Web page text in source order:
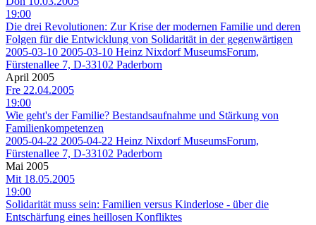
19:00
Die drei Revolutionen: Zur Krise der modernen Familie und deren
Folgen für die Entwicklung von Solidarität in der gegenwärtigen
2005-03-10 2005-03-10 Heinz Nixdorf MuseumsForum,
Fürstenallee 7, D-33102 Paderborn
April 2005
Fre 22.04.2005
19:00
Wie geht's der Familie? Bestandsaufnahme und Stärkung von
Familienkompetenzen
2005-04-22 2005-04-22 Heinz Nixdorf MuseumsForum,
Fürstenallee 7, D-33102 Paderborn
Mai 2005
Mit 18.05.2005
19:00
Solidarität muss sein: Familien versus Kinderlose - über die
Entschärfung eines heillosen Konfliktes